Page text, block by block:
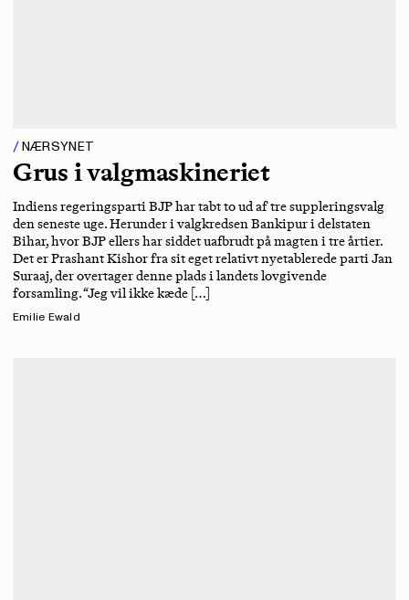
NÆRSYNET
Grus i valgmaskineriet
Indiens regeringsparti BJP har tabt to ud af tre suppleringsvalg
den seneste uge. Herunder i valgkredsen Bankipur i delstaten
Bihar, hvor BJP ellers har siddet uafbrudt på magten i tre årtier.
Det er Prashant Kishor fra sit eget relativt nyetablerede parti Jan
Suraaj, der overtager denne plads i landets lovgivende
forsamling. “Jeg vil ikke kæde […]
Emilie Ewald